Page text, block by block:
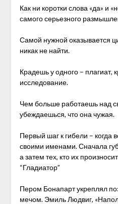
Как ни коротки слова «да» и
самого серьезного
Самой нужной оказывается
никак не найти.
Крадешь у одного – плагиат,
исследование.
Чем больше работаешь над
убеждаешься, что она чужая.
Первый шаг к гибели – когда
своими именами. Сначала
а затем тех, кто их
“Гладиатор”
Пером Бонапарт укреплял
мечом. Эмиль Людвиг,